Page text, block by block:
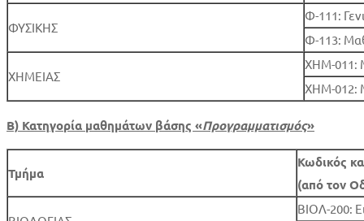
ΦΥΣΙΚΗΣ
Φ-111:
Φ-113:
ΧΗΜΕΙΑΣ
ΧΗΜ-011:
ΧΗΜ-012:
Β) Κατηγορία μαθημάτων βάσης «Προγραμματισμός»
Τμήμα
Κωδικός
(από τον
ΒΙΟΛ-200: